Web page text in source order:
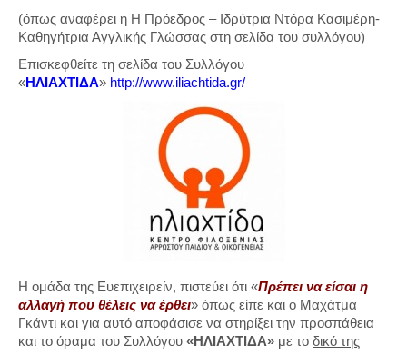
(όπως αναφέρει η Η Πρόεδρος – Ιδρύτρια Ντόρα Κασιμέρη-
Καθηγήτρια Αγγλικής Γλώσσας στη σελίδα του συλλόγου)
Επισκεφθείτε τη σελίδα του Συλλόγου
«ΗΛΙΑΧΤΙΔΑ» http://www.iliachtida.gr/
Η ομάδα της Ευεπιχειρείν, πιστεύει ότι «Πρέπει να είσαι η
αλλαγή που θέλεις να έρθει» όπως είπε και ο Μαχάτμα
Γκάντι και για αυτό αποφάσισε να στηρίξει την προσπάθεια
και το όραμα του Συλλόγου «ΗΛΙΑΧΤΙΔΑ» με το δικό της